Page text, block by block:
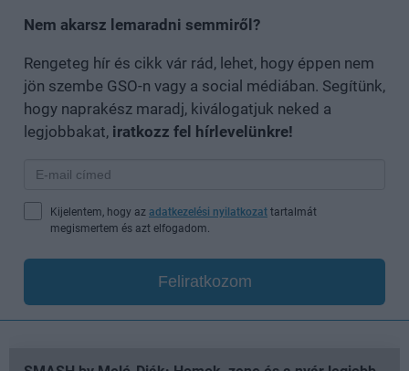
Nem akarsz lemaradni semmiről?
Rengeteg hír és cikk vár rád, lehet, hogy éppen nem
jön szembe GSO-n vagy a social médiában. Segítünk,
hogy naprakész maradj, kiválogatjuk neked a
legjobbakat, iratkozz fel hírlevelünkre!
Kijelentem, hogy az adatkezelési nyilatkozat tartalmát
megismertem és azt elfogadom.
Feliratkozom